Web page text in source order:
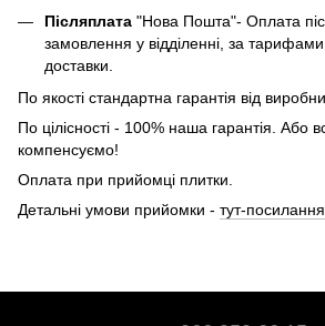
Післяплата "Нова Пошта"- Оплата
замовлення у відділенні, за
доставки.
По якості стандартна гарантія від
По цілісності - 100% наша гарантія. Або
компенсуємо!
Оплата при прийомці плитки.
Детальні умови прийомки - тут-посилання.